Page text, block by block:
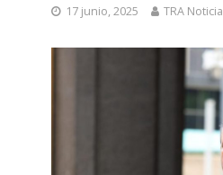
17 junio, 2025 TRA